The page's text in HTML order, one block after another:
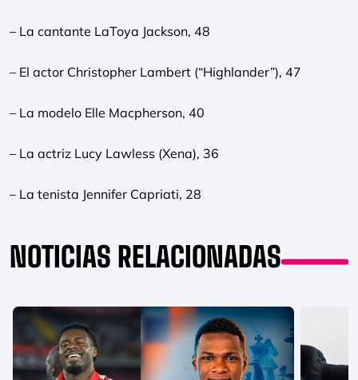
– La cantante LaToya Jackson, 48
– El actor Christopher Lambert (“Highlander”), 47
– La modelo Elle Macpherson, 40
– La actriz Lucy Lawless (Xena), 36
– La tenista Jennifer Capriati, 28
NOTICIAS RELACIONADAS